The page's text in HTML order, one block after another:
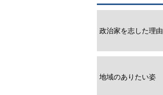
政治家を志した理由
地域のありたい姿